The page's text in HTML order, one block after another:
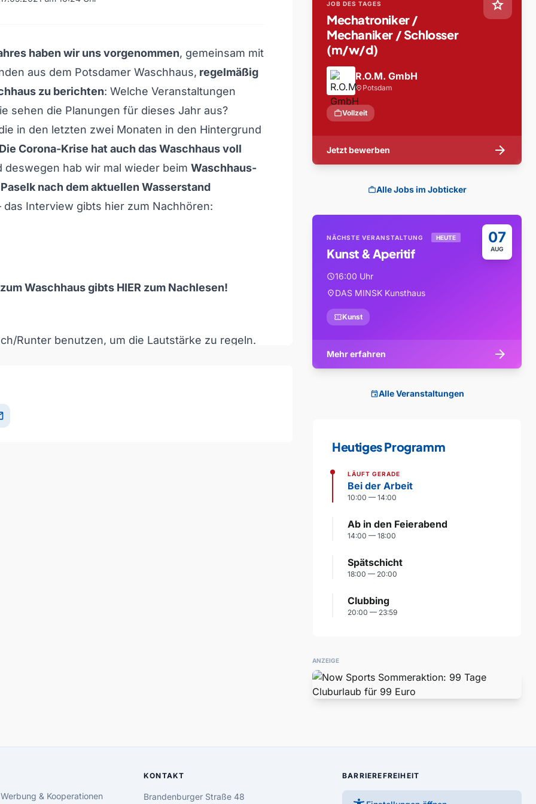
haben wir uns vorgenommen, gemeinsam mit
aus dem Potsdamer Waschhaus, regelmäßig
zu berichten: Welche Veranstaltungen
sehen die Planungen für dieses Jahr aus?
in den letzten zwei Monaten in den Hintergrund
Die Corona-Krise hat auch das Waschhaus voll
deswegen hab wir mal wieder beim Waschhaus-
nach dem aktuellen Wasserstand
das Interview gibts hier zum Nachhören:
Runter benutzen, um die Lautstärke zu regeln.
Waschhaus gibts HIER zum Nachlesen!
star
JOB DES TAGES
Mechatroniker /
Mechaniker / Schlosser
(m/w/d)
R.O.M. GmbH
location_on Potsdam
workVollzeit
Jetzt bewerben arrow_forward
workAlle Jobs im Jobticker
07
AUG
NÄCHSTE VERANSTALTUNG HEUTE
Kunst & Aperitif
schedule16:00 Uhr
location_onDAS MINSK Kunsthaus
confirmation_numberKunst
Mehr erfahren arrow_forward
eventAlle Veranstaltungen
Heutiges Programm
LÄUFT GERADE
Bei der Arbeit
10:00 — 14:00
Ab in den Feierabend
14:00 — 18:00
Spätschicht
18:00 — 20:00
Clubbing
20:00 — 23:59
ANZEIGE
& Kooperationen
KONTAKT
Brandenburger Straße 48
BARRIEREFREIHEIT